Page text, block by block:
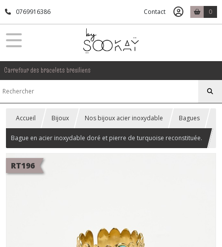
0769916386 Contact 0
Carrefour des bracelets bresiliens
Accueil Bijoux Nos bijoux acier inoxydable Bagues
Bague en acier inoxydable doré et pierre de turquoise reconstituée.
RT196